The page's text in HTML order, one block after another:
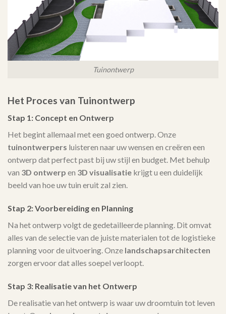
Tuinontwerp
Het Proces van Tuinontwerp
Stap 1: Concept en Ontwerp
Het begint allemaal met een goed ontwerp. Onze
tuinontwerpers luisteren naar uw wensen en creëren een
ontwerp dat perfect past bij uw stijl en budget. Met behulp
van 3D ontwerp en 3D visualisatie krijgt u een duidelijk
beeld van hoe uw tuin eruit zal zien.
Stap 2: Voorbereiding en Planning
Na het ontwerp volgt de gedetailleerde planning. Dit omvat
alles van de selectie van de juiste materialen tot de logistieke
planning voor de uitvoering. Onze landschapsarchitecten
zorgen ervoor dat alles soepel verloopt.
Stap 3: Realisatie van het Ontwerp
De realisatie van het ontwerp is waar uw droomtuin tot leven